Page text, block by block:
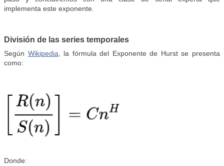
implementa este exponente.
División de las series temporales
Según Wikipedia , la fórmula del Exponente de Hurst se presenta
como:
Donde: